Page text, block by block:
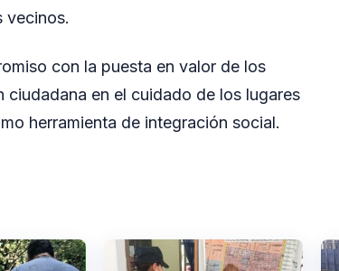
vecinos.
con la puesta en valor de los
en el cuidado de los lugares
herramienta de integración social.